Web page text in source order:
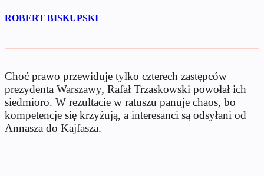
ROBERT BISKUPSKI
Choć prawo przewiduje tylko czterech zastępców
prezydenta Warszawy, Rafał Trzaskowski powołał ich
siedmioro. W rezultacie w ratuszu panuje chaos, bo
kompetencje się krzyżują, a interesanci są odsyłani od
Annasza do Kajfasza.